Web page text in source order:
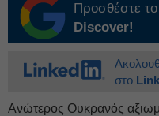
Προσθέστε το
Discover!
στο
Ανώτερος Ουκρανός